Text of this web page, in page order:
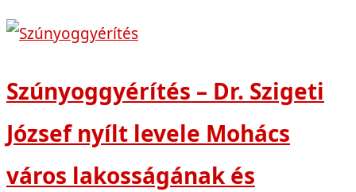
Szúnyoggyérítés – Dr. Szigeti
József nyílt levele Mohács
város lakosságának és